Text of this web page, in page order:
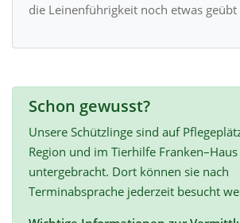
die Leinenführigkeit noch etwas
Schon gewusst?
Unsere Schützlinge sind auf
Region und im Tierhilfe Franken–Haus
untergebracht. Dort können sie nach
Terminabsprache jederzeit besucht